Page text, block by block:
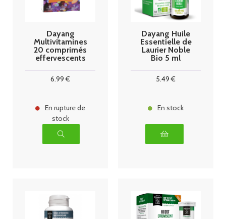
Dayang
Multivitamines
20 comprimés
effervescents
Energie
6.99 €
En rupture de
stock
Dayang Huile
Essentielle de
Laurier Noble
Bio 5 ml
5.49 €
En stock